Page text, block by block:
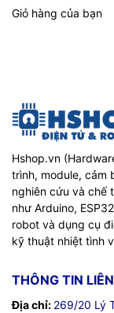
Giỏ hàng của bạn
Hshop.vn
trình, module, cảm
nghiên cứu và chế
như Arduino,
robot và dụng cụ
kỹ thuật nhiệt tình
THÔNG TIN
Địa chỉ: 269/20 Lý